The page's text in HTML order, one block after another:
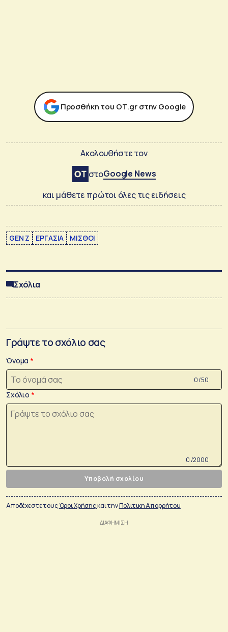
Προσθήκη του ΟΤ.gr στην Google
Ακολουθήστε τον
στοGoogle News
και μάθετε πρώτοι όλες τις ειδήσεις
GEN Z ΕΡΓΑΣΙΑ ΜΙΣΘΟΙ
Σχόλια
Γράψτε το σχόλιο σας
Όνομα
0 /50
Σχόλιο
0 /2000
Υποβολή σχολίου
Αποδέχεστε τουςΌροι Χρήσηςκαι τηνΠολιτικη Απορρήτου